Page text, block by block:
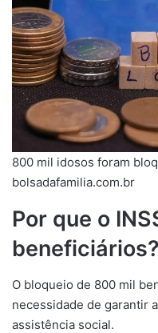
800 mil idosos foram
bolsadafamilia.com.br
Por que o
beneficiários?
O bloqueio de 800 mil
necessidade de garantir
assistência social.